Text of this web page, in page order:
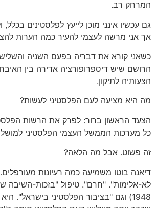
המרחק רב.
גם עכשיו אינני מוכן לייעץ לפלסטינים
אך אני מרשה לעצמי להעיר כמה הערות
כשאני קורא את דבריה בפעם השניה
הרושם שיש דיספרופורציה אדירה בין
הצעותיה לתיקון.
מה היא מציעה לעם הפלסטיני לעשות?
הצעד הראשון ברור: לפרק את הרשות
כל מערכות הממשל העצמי הפלסטיני
זה פשוט. אבל מה הלאה?
דיאנה בוטו משמיעה כמה רעיונות
לא-אלימות". "חרם". טיפול "בזכות-השיבה
1948) וגם "בציבור הפלסטיני בישראל".